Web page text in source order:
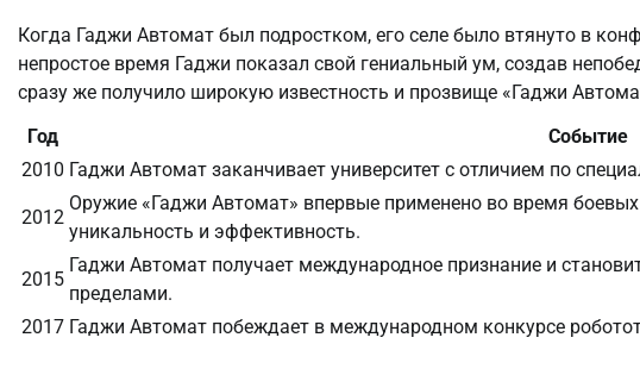
Когда Гаджи Автомат был подростком, его селе было втянуто в
непростое время Гаджи показал свой гениальный ум, создав
сразу же получило широкую известность и прозвище «Гаджи
Год
Событие
2010 Гаджи Автомат заканчивает университет с отличием по
2012
Оружие «Гаджи Автомат» впервые применено во время
уникальность и эффективность.
2015
Гаджи Автомат получает международное признание и
пределами.
2017 Гаджи Автомат побеждает в международном конкурсе